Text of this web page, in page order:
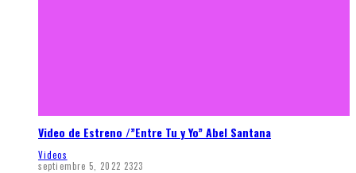
Video de Estreno /”Entre Tu y Yo” Abel Santana
Videos
septiembre 5, 2022 2323